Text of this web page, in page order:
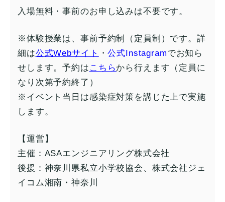
入場無料・事前のお申し込みは不要です。
※体験授業は、事前予約制（定員制）です。詳
細は公式Webサイ ト ・公式Instagramでお知ら
せします。予約は こちらから行えます（定員に
なり次第予約終了）
※イベント当日は感染症対策を講じた上で実施
します。
【運営】
主催：ASAエンジニアリング株式会社
後援：神奈川県私立小学校協会、株式会社ジェ
イコム湘南・神奈川